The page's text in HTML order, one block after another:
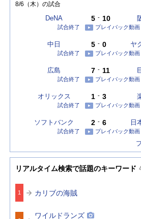
8/6（木） の試合
DeNA
試合終了 プレイバック動画
5 - 10
中日 ヤ
試合終了 プレイバック動画
5 - 0
広島
試合終了 プレイバック動画
7 - 11
オリックス
試合終了 プレイバック動画
1 - 3
ソフトバンク 日
試合終了 プレイバック動画
2 - 6
リアルタイム検索で話題のキーワード
1 カリブの海賊
ワイルドランズ